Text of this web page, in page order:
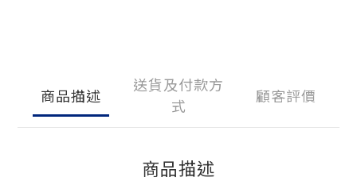
商品描述
送貨及付款方
式
顧客評價
商品描述